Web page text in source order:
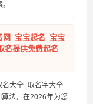
_宝宝起名_宝宝
名提供免费起名
大全_取名字大全_
法，在2026年为您